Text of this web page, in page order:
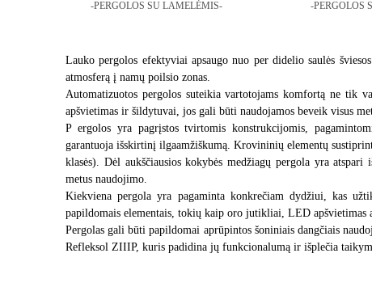
-PERGOLOS SU LAMELĖMIS- -PERGOLOS
Lauko pergolos efektyviai apsaugo nuo per didelio saulės
atmosferą į namų poilsio zonas.
Automatizuotos pergolos suteikia vartotojams komfortą ne tik
apšvietimas ir šildytuvai, jos gali būti naudojamos beveik visus
P ergolos yra pagrįstos tvirtomis konstrukcijomis,
garantuoja išskirtinį ilgaamžiškumą. Krovininių elementų
klasės). Dėl aukščiausios kokybės medžiagų pergola yra
metus naudojimo.
Kiekviena pergola yra pagaminta konkrečiam dydžiui, kas
papildomais elementais, tokių kaip oro jutikliai, LED apšvietimas
Pergolas gali būti papildomai aprūpintos šoniniais dangčiais
Refleksol ZIIIP, kuris padidina jų funkcionalumą ir išplečia